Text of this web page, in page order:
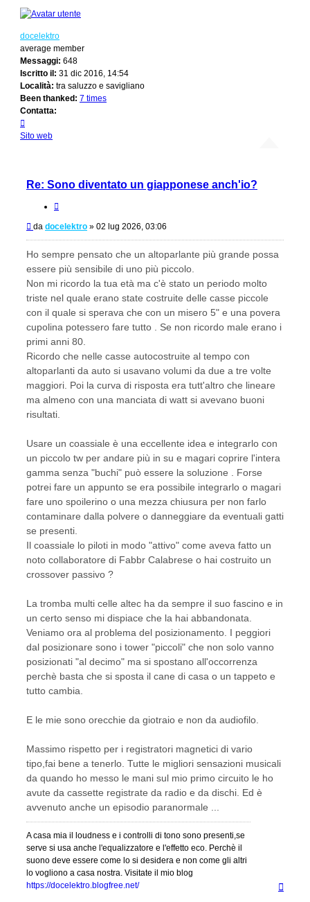
docelektro
average member
Messaggi: 648
Iscritto il: 31 dic 2016, 14:54
Località: tra saluzzo e savigliano
Been thanked: 7 times
Contatta:
docelektro
Sito web
Re: Sono diventato un giapponese anch'io?
Messaggio
da docelektro » 02 lug 2026, 03:06
Ho sempre pensato che un altoparlante più grande possa
essere più sensibile di uno più piccolo.
Non mi ricordo la tua età ma c'è stato un periodo molto
triste nel quale erano state costruite delle casse piccole
con il quale si sperava che con un misero 5" e una povera
cupolina potessero fare tutto . Se non ricordo male erano i
primi anni 80.
Ricordo che nelle casse autocostruite al tempo con
altoparlanti da auto si usavano volumi da due a tre volte
maggiori. Poi la curva di risposta era tutt'altro che lineare
ma almeno con una manciata di watt si avevano buoni
risultati.
Usare un coassiale è una eccellente idea e integrarlo con
un piccolo tw per andare più in su e magari coprire l'intera
gamma senza "buchi" può essere la soluzione . Forse
potrei fare un appunto se era possibile integrarlo o magari
fare uno spoilerino o una mezza chiusura per non farlo
contaminare dalla polvere o danneggiare da eventuali gatti
se presenti.
Il coassiale lo piloti in modo "attivo" come aveva fatto un
noto collaboratore di Fabbr Calabrese o hai costruito un
crossover passivo ?
La tromba multi celle altec ha da sempre il suo fascino e in
un certo senso mi dispiace che la hai abbandonata.
Veniamo ora al problema del posizionamento. I peggiori
dal posizionare sono i tower "piccoli" che non solo vanno
posizionati "al decimo" ma si spostano all'occorrenza
perchè basta che si sposta il cane di casa o un tappeto e
tutto cambia.
E le mie sono orecchie da giotraio e non da audiofilo.
Massimo rispetto per i registratori magnetici di vario
tipo,fai bene a tenerlo. Tutte le migliori sensazioni musicali
da quando ho messo le mani sul mio primo circuito le ho
avute da cassette registrate da radio e da dischi. Ed è
avvenuto anche un episodio paranormale ...
A casa mia il loudness e i controlli di tono sono presenti,se
serve si usa anche l'equalizzatore e l'effetto eco. Perchè il
suono deve essere come lo si desidera e non come gli altri
lo vogliono a casa nostra. Visitate il mio blog
https://docelektro.blogfree.net/